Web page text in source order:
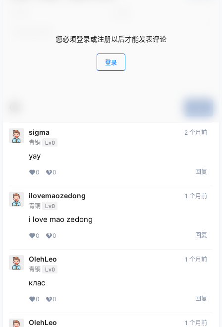
您必须登录或注册以后才能发表评论
登录
sigma
青铜 Lv0
2 个月前
yay
0 0 回复
ilovemaozedong
青铜 Lv0
1 个月前
i love mao zedong
0 0 回复
OlehLeo
青铜 Lv0
1 个月前
клас
0 0 回复
OlehLeo 1 个月前